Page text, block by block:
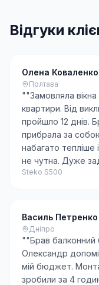
Відгуки
Олена Коваленко
Полтава
""Замовляла
квартири. Від
пройшло 12 днів.
прибрала за
набагато тепліше
не чутна. Дуже
Steko S500
Василь Петренко
Дніпро
""Брав балконний
Олександр
мій бюджет.
зробили за 4